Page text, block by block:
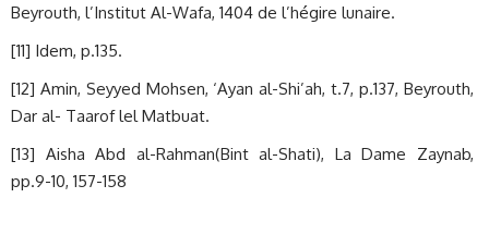
Beyrouth, l’Institut Al-Wafa, 1404 de l’hégire lunaire.
[11] Idem, p.135.
[12] Amin, Seyyed Mohsen, ‘Ayan al-Shi’ah, t.7, p.137, Beyrouth,
Dar al- Taarof lel Matbuat.
[13] Aisha Abd al-Rahman(Bint al-Shati), La Dame Zaynab,
pp.9-10, 157-158